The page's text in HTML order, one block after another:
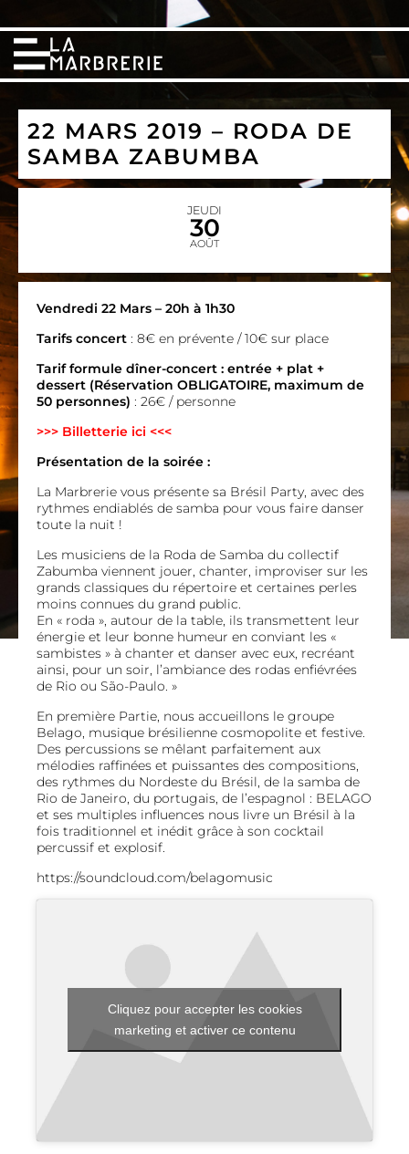
22 MARS 2019 – RODA DE
SAMBA ZABUMBA
JEUDI
30
AOÛT
Vendredi 22 Mars – 20h à 1h30
Tarifs concert : 8€ en prévente / 10€ sur place
Tarif formule dîner-concert : entrée + plat +
dessert (Réservation OBLIGATOIRE, maximum de
50 personnes) : 26€ / personne
>>> Billetterie ici <<<
Présentation de la soirée :
La Marbrerie vous présente sa Brésil Party, avec des
rythmes endiablés de samba pour vous faire danser
toute la nuit !
Les musiciens de la Roda de Samba du collectif
Zabumba viennent jouer, chanter, improviser sur les
grands classiques du répertoire et certaines perles
moins connues du grand public.
En « roda », autour de la table, ils transmettent leur
énergie et leur bonne humeur en conviant les «
sambistes » à chanter et danser avec eux, recréant
ainsi, pour un soir, l’ambiance des rodas enfiévrées
de Rio ou São-Paulo. »
En première Partie, nous accueillons le groupe
Belago, musique brésilienne cosmopolite et festive.
Des percussions se mêlant parfaitement aux
mélodies raffinées et puissantes des compositions,
des rythmes du Nordeste du Brésil, de la samba de
Rio de Janeiro, du portugais, de l’espagnol : BELAGO
et ses multiples influences nous livre un Brésil à la
fois traditionnel et inédit grâce à son cocktail
percussif et explosif.
https://soundcloud.com/belagomusic
Cliquez pour accepter les cookies
marketing et activer ce contenu